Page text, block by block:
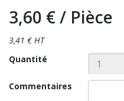
3,60 €/ Pièce
3,41 € HT
Quantité
Commentaires